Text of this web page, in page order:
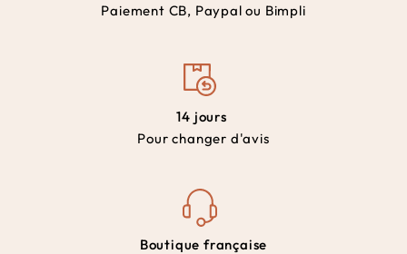
Paiement CB, Paypal ou Bimpli
14 jours
Pour changer d'avis
Boutique française